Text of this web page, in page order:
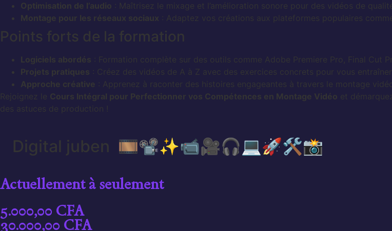
Optimisation de l’audio : Maîtrisez le mixage et l’amélioration sonore pour des vidéos de
Montage pour les réseaux sociaux : Adaptez vos créations aux plateformes populaires
Points forts de la formation
Logiciels abordés : Formation complète sur des outils comme Adobe Premiere Pro, Final Cut
Projets pratiques : Créez des vidéos de A à Z avec des exercices concrets pour vous entraîner.
Approche créative : Apprenez à raconter des histoires engageantes à travers le montage
Rejoignez le Cours Intégral pour Perfectionner vos Compétences en Montage Vidéo et
des astuces de production !
Digital juben 🎞️📽️✨📹🎥🎧💻🚀🛠️📸
Actuellement à seulement
5.000,00 CFA
30.000,00 CFA